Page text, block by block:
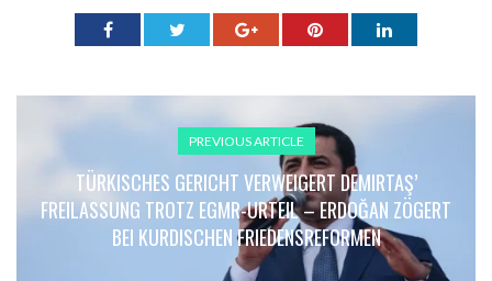
PREVIOUS ARTICLE
TÜRKISCHES GERICHT VERWEIGERT DEMIRTAŞ’
FREILASSUNG TROTZ EGMR-URTEIL – ERDOĞAN ZÖGERT
BEI KURDISCHEN FRIEDENSREFORMEN